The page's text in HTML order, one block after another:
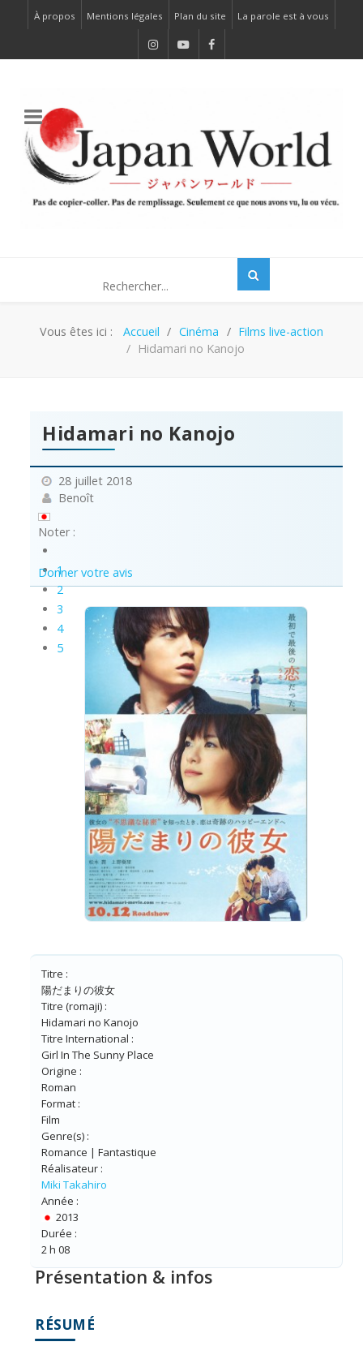
À propos Mentions légales Plan du site La parole est à vous
Vous êtes ici : Accueil Cinéma
Films live-action
Hidamari no Kanojo
Hidamari no Kanojo
28 juillet 2018
Benoît
Noter :
1
2
3
4
5
Donner votre avis
Titre :
陽だまりの彼女
Titre (romaji) :
Hidamari no Kanojo
Titre International :
Girl In The Sunny Place
Origine :
Roman
Format :
Film
Genre(s) :
Romance | Fantastique
Réalisateur :
Miki Takahiro
Année :
2013
Durée :
2 h 08
Présentation & infos
RÉSUMÉ